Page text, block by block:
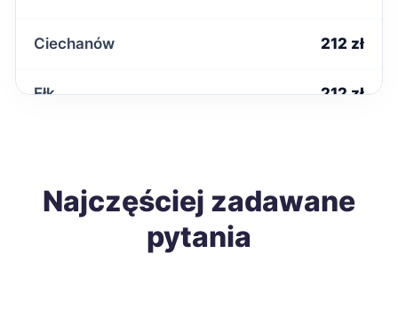
Ciechanów 212 zł
Ełk 212 zł
Starachowice 212 zł
Najczęściej zadawane
pytania